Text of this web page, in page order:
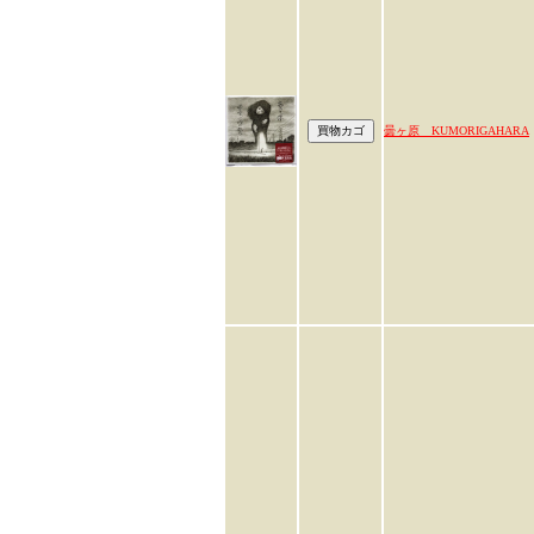
曇ヶ原 KUMORIGAHARA